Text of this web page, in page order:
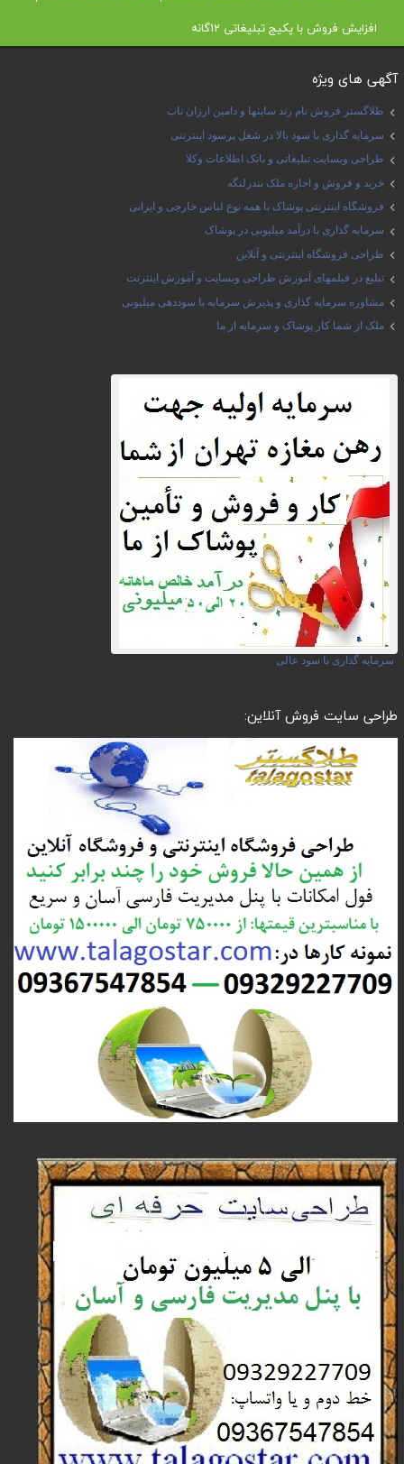
افزایش فروش با پکیج تبلیغاتی 12گانه
آگهی های ویژه
طلاگستر فروش نام رند سایتها و دامین ارزان ناب
سرمایه گذاری با سود بالا در شغل پرسود اینترنتی
طراحی وبسایت تبلیغاتی و بانک اطلاعات وکلا
خرید و فروش و اجاره ملک بندرلنگه
فروشگاه اینترنتی پوشاک با همه نوع لباس خارجی و ایرانی
سرمایه گذاری با درآمد میلیونی در پوشاک
طراحی فروشگاه اینترنتی و آنلاین
تبلیغ در فیلمهای آموزش طراحی وبسایت و آموزش اینترنت
مشاوره سرمایه گذاری و پذیرش سرمایه با سوددهی میلیونی
ملک از شما کار پوشاک و سرمایه از ما
سرمایه گذاری با سود عالی
طراحی سایت فروش آنلاین: